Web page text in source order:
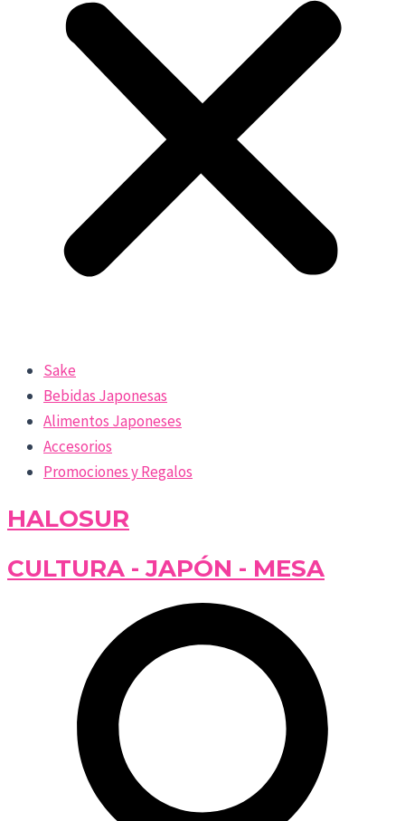
Sake
Bebidas Japonesas
Alimentos Japoneses
Accesorios
Promociones y Regalos
HALOSUR
CULTURA - JAPÓN - MESA